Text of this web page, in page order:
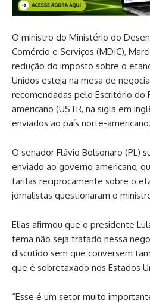
O ministro do Ministério do
Comércio e Serviços (MDIC),
redução do imposto sobre o
Unidos esteja na mesa de
recomendadas pelo Escritório do
americano (USTR, na sigla em
enviados ao país norte-americano.
O senador Flávio Bolsonaro (PL)
enviado ao governo americano,
tarifas reciprocamente sobre o
jornalistas questionaram o
Elias afirmou que o presidente
tema não seja tratado nessa
discutido sem que conversem
que é sobretaxado nos Estados
“Esse é um setor muito